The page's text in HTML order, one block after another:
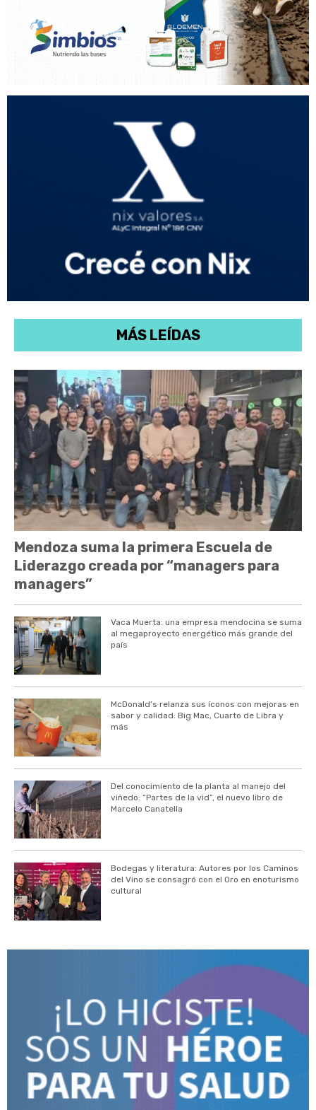
MÁS LEÍDAS
Mendoza suma la primera Escuela de
Liderazgo creada por “managers para
managers”
Vaca Muerta: una empresa mendocina se suma
al megaproyecto energético más grande del
país
McDonald’s relanza sus íconos con mejoras en
sabor y calidad: Big Mac, Cuarto de Libra y
más
Del conocimiento de la planta al manejo del
viñedo: “Partes de la vid”, el nuevo libro de
Marcelo Canatella
Bodegas y literatura: Autores por los Caminos
del Vino se consagró con el Oro en enoturismo
cultural